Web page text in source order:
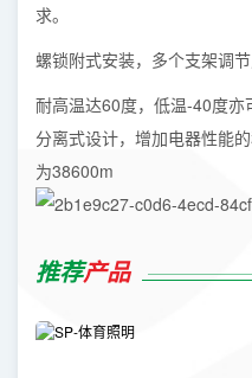
求。
螺锁附式安装，多个支架调
耐高温达60度，低温-40度亦
分离式设计，增加电器性能
为38600m
推荐产品